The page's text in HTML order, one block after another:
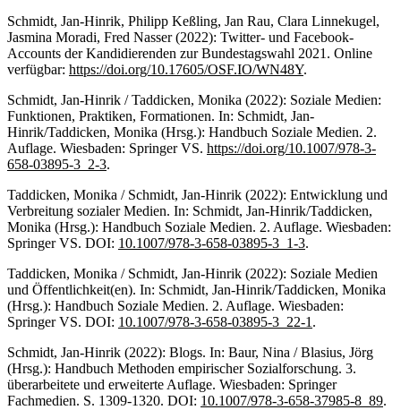
Schmidt, Jan-Hinrik, Philipp Keßling, Jan Rau, Clara Linnekugel,
Jasmina Moradi, Fred Nasser (2022): Twitter- und Facebook-
Accounts der Kandidierenden zur Bundestagswahl 2021. Online
verfügbar: https://doi.org/10.17605/OSF.IO/WN48Y.
Schmidt, Jan-Hinrik / Taddicken, Monika (2022): Soziale Medien:
Funktionen, Praktiken, Formationen. In: Schmidt, Jan-
Hinrik/Taddicken, Monika (Hrsg.): Handbuch Soziale Medien. 2.
Auflage. Wiesbaden: Springer VS. https://doi.org/10.1007/978-3-
658-03895-3_2-3.
Taddicken, Monika / Schmidt, Jan-Hinrik (2022): Entwicklung und
Verbreitung sozialer Medien. In: Schmidt, Jan-Hinrik/Taddicken,
Monika (Hrsg.): Handbuch Soziale Medien. 2. Auflage. Wiesbaden:
Springer VS. DOI: 10.1007/978-3-658-03895-3_1-3.
Taddicken, Monika / Schmidt, Jan-Hinrik (2022): Soziale Medien
und Öffentlichkeit(en). In: Schmidt, Jan-Hinrik/Taddicken, Monika
(Hrsg.): Handbuch Soziale Medien. 2. Auflage. Wiesbaden:
Springer VS. DOI: 10.1007/978-3-658-03895-3_22-1 .
Schmidt, Jan-Hinrik (2022): Blogs. In: Baur, Nina / Blasius, Jörg
(Hrsg.): Handbuch Methoden empirischer Sozialforschung. 3.
überarbeitete und erweiterte Auflage. Wiesbaden: Springer
Fachmedien. S. 1309-1320. DOI: 10.1007/978-3-658-37985-8_89.